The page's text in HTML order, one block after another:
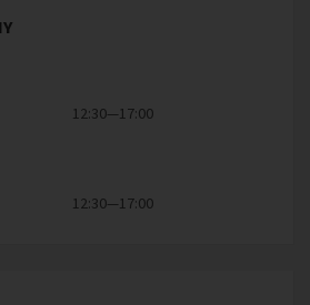
12:30—17:00
12:30—17:00